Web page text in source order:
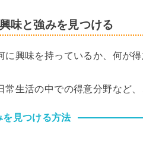
味と強みを見つける
に興味を持っているか、何が
常生活の中での得意分野など
を見つける方法